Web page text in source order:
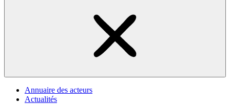
Annuaire des acteurs
Actualités